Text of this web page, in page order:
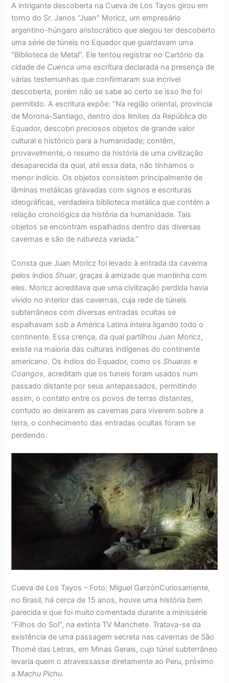
A intrigante descoberta na Cueva de Los Tayos girou em
torno do Sr. Janos “Juan” Moricz, um empresário
argentino-húngaro aristocrático que alegou ter descoberto
uma série de túneis no Equador que guardavam uma
“Biblioteca de Metal”. Ele tentou registrar no Cartório da
cidade de Cuenca uma escritura declarada na presença de
várias testemunhas que confirmaram sua incrível
descoberta, porém não se sabe ao certo se isso lhe foi
permitido. A escritura expõe: “Na região oriental, província
de Morona-Santiago, dentro dos limites da República do
Equador, descobri preciosos objetos de grande valor
cultural e histórico para a humanidade; contêm,
provavelmente, o resumo da história de uma civilização
desaparecida da qual, até essa data, não tínhamos o
menor indício. Os objetos consistem principalmente de
lâminas metálicas gravadas com signos e escrituras
ideográficas, verdadeira biblioteca metálica que contém a
relação cronológica da história da humanidade. Tais
objetos se encontram espalhados dentro das diversas
cavernas e são de natureza variada.”
Consta que Juan Moricz foi levado à entrada da caverna
pelos índiosShuar, graças à amizade que mantinha com
eles. Moricz acreditava que uma civilização perdida havia
vivido no interior das cavernas, cuja rede de túneis
subterrâneos com diversas entradas ocultas se
espalhavam sob a América Latina inteira ligando todo o
continente. Essa crença, da qual partilhou Juan Moricz,
existe na maioria das culturas indígenas do continente
americano. Os índios do Equador, como osShuaras e
Coangos, acreditam que os tuneis foram usados num
passado distante por seus antepassados, permitindo
assim, o contato entre os povos de terras distantes,
contudo ao deixarem as cavernas para viverem sobre a
terra, o conhecimento das entradas ocultas foram se
perdendo.
Cueva de Los Tayos – Foto: Miguel GarzónCuriosamente,
no Brasil, há cerca de 15 anos, houve uma história bem
parecida e que foi muito comentada durante a minissérie
“Filhos do Sol”, na extinta TV Manchete. Tratava-se da
existência de uma passagem secreta nas cavernas de São
Thomé das Letras, em Minas Gerais, cujo túnel subterrâneo
levaria quem o atravessasse diretamente ao Peru, próximo
aMachu Pichu.